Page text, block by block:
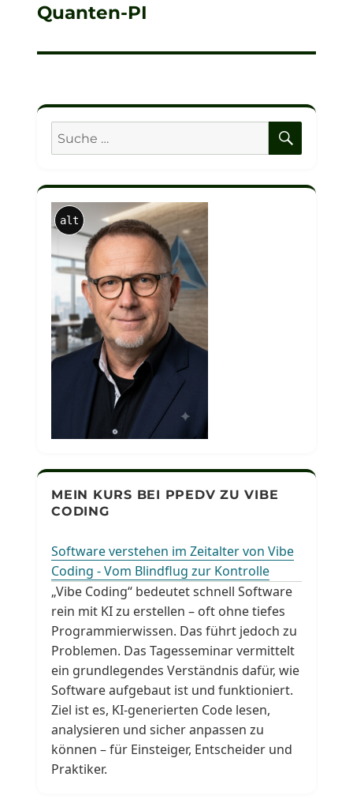
Nächster
Quanten-PI
Suche
nach:
alt
MEIN KURS BEI PPEDV ZU VIBE
CODING
Software verstehen im Zeitalter von Vibe
Coding - Vom Blindflug zur Kontrolle
„Vibe Coding“ bedeutet schnell Software
rein mit KI zu erstellen – oft ohne tiefes
Programmierwissen. Das führt jedoch zu
Problemen. Das Tagesseminar vermittelt
ein grundlegendes Verständnis dafür, wie
Software aufgebaut ist und funktioniert.
Ziel ist es, KI-generierten Code lesen,
analysieren und sicher anpassen zu
können – für Einsteiger, Entscheider und
Praktiker.